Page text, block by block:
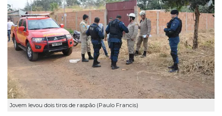
Jovem levou dois tiros de raspão (Paulo Francis)